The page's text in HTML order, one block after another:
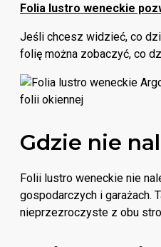
Folia lustro weneckie
Jeśli chcesz widzieć, co
folię można zobaczyć, co
Gdzie nie
Folii lustro weneckie nie
gospodarczych i garażach.
nieprzezroczyste z obu